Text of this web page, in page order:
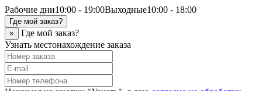
Рабочие дни10:00 - 19:00Выходные10:00 - 18:00
Где мой заказ?
×
Где мой заказ?
Узнать местонахождение заказа